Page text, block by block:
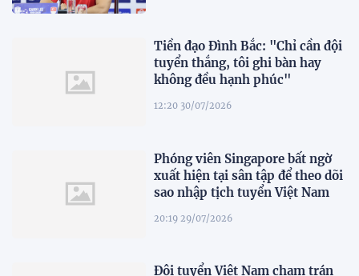
Tiền đạo Đình Bắc: "Chỉ cần đội
tuyển thắng, tôi ghi bàn hay
không đều hạnh phúc"
12:20 30/07/2026
Phóng viên Singapore bất ngờ
xuất hiện tại sân tập để theo dõi
sao nhập tịch tuyển Việt Nam
20:19 29/07/2026
Đội tuyển Việt Nam chạm trán